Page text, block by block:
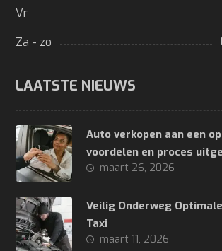
Vr
Za - zo
LAATSTE NIEUWS
Auto verkopen aan een
voordelen en proces
maart 26, 2026
Veilig Onderweg
Taxi
maart 11, 2026